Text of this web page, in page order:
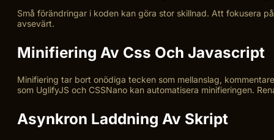
Små förändringar i koden kan göra stor skillnad. Att fokusera
avsevärt.
Minifiering Av Css Och Javascript
Minifiering tar bort onödiga tecken som mellanslag,
som UglifyJS och CSSNano kan automatisera minifieringen.
Asynkron Laddning Av Skript